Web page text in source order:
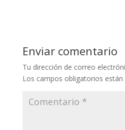
Enviar comentario
Tu dirección de correo
Los campos obligatorios